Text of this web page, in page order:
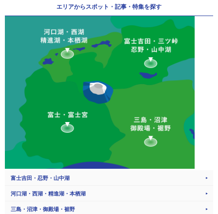
エリアからスポット・記事・特集を探す
富士吉田・忍野・山中湖
河口湖・西湖・精進湖・本栖湖
三島・沼津・御殿場・裾野